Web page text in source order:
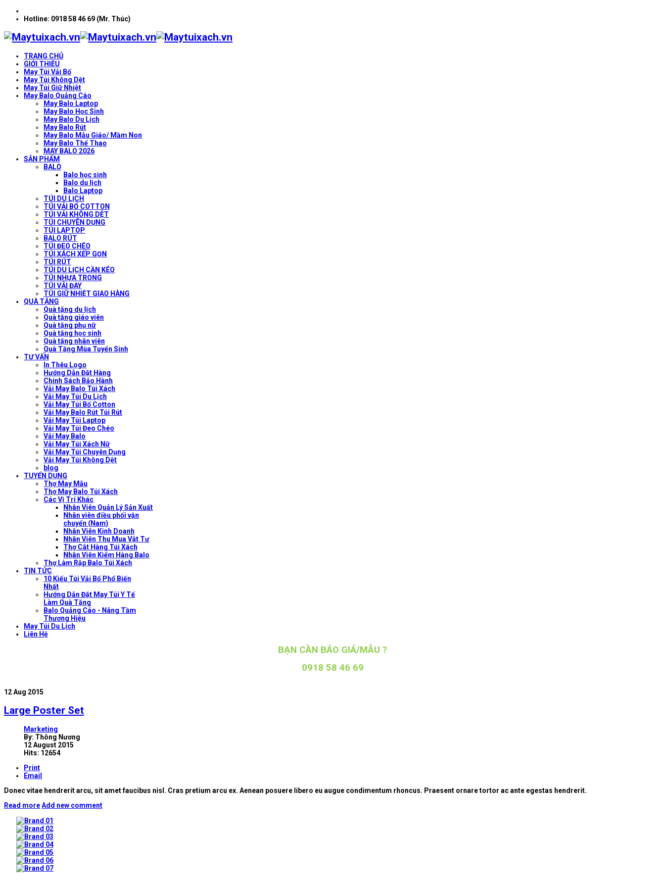
Hotline: 0918 58 46 69 (Mr. Thúc)
TRANG CHỦ
GIỚI THIỆU
May Túi Vải Bố
May Túi Không Dệt
May Túi Giữ Nhiệt
May Balo Quảng Cáo
May Balo Laptop
May Balo Học Sinh
May Balo Du Lịch
May Balo Rút
May Balo Mẫu Giáo/ Mầm Non
May Balo Thể Thao
MAY BALO 2026
SẢN PHẨM
BALO
Balo học sinh
Balo du lịch
Balo Laptop
TÚI DU LỊCH
TÚI VẢI BỐ COTTON
TÚI VẢI KHÔNG DỆT
TÚI CHUYÊN DỤNG
TÚI LAPTOP
BALO RÚT
TÚI ĐEO CHÉO
TÚI XÁCH XẾP GỌN
TÚI RÚT
TÚI DU LỊCH CẦN KÉO
TÚI NHỰA TRONG
TÚI VẢI ĐAY
TÚI GIỮ NHIỆT GIAO HÀNG
QUÀ TẶNG
Quà tặng du lịch
Quà tặng giáo viên
Quà tặng phụ nữ
Quà tặng học sinh
Quà tặng nhân viên
Quà Tặng Mùa Tuyển Sinh
TƯ VẤN
In Thêu Logo
Hướng Dẫn Đặt Hàng
Chính Sách Bảo Hành
Vải May Balo Túi Xách
Vải May Túi Du Lịch
Vải May Túi Bố Cotton
Vải May Balo Rút Túi Rút
Vải May Túi Laptop
Vải May Túi Đeo Chéo
Vải May Balo
Vải May Túi Xách Nữ
Vải May Túi Chuyên Dụng
Vải May Túi Không Dệt
blog
TUYỂN DỤNG
Thợ May Mẫu
Thợ May Balo Túi Xách
Các Vị Trí Khác
Nhân Viên Quản Lý Sản Xuất
Nhân viên điều phối vận
chuyển (Nam)
Nhân Viên Kinh Doanh
Nhân Viên Thu Mua Vật Tư
Thợ Cắt Hàng Túi Xách
Nhân Viên Kiểm Hàng Balo
Thợ Làm Rập Balo Túi Xách
TIN TỨC
10 Kiểu Túi Vải Bố Phổ Biến
Nhất
Hướng Dẫn Đặt May Túi Y Tế
Làm Quà Tặng
Balo Quảng Cáo - Nâng Tầm
Thương Hiệu
May Túi Du Lịch
Liên Hệ
BẠN CẦN BÁO GIÁ/MẪU ?
0918 58 46 69
12Aug 2015
Large Poster Set
Marketing
By: Thông Nương
12 August 2015
Hits: 12654
Print
Email
Donec vitae hendrerit arcu, sit amet faucibus nisl. Cras pretium arcu ex. Aenean posuere libero eu augue condimentum rhoncus. Praesent ornare tortor ac ante egestas hendrerit.
Read moreAdd new comment